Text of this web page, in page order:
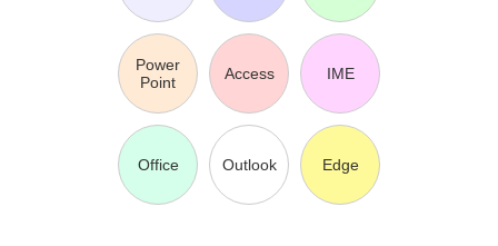
Power
Point
Access IME
Office Outlook Edge